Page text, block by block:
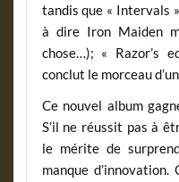
tandis que « Intervals
à dire Iron Maiden
chose…); « Razor’s
conclut le morceau
Ce nouvel album
S’il ne réussit pas à
le mérite de
manque